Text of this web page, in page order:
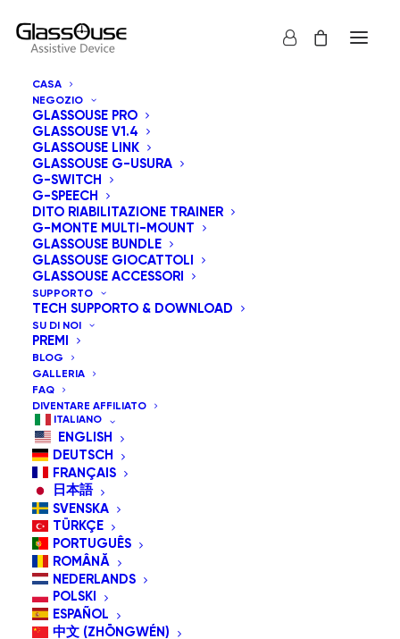
CASA
NEGOZIO
GLASSOUSE PRO
GLASSOUSE V1.4
GLASSOUSE LINK
GLASSOUSE G-USURA
G-SWITCH
G-SPEECH
DITO RIABILITAZIONE TRAINER
G-MONTE MULTI-MOUNT
GLASSOUSE BUNDLE
GLASSOUSE GIOCATTOLI
GLASSOUSE ACCESSORI
SUPPORTO
TECH SUPPORTO & DOWNLOAD
SU DI NOI
PREMI
BLOG
GALLERIA
FAQ
DIVENTARE AFFILIATO
ITALIANO
ENGLISH
DEUTSCH
FRANÇAIS
日本語
SVENSKA
TÜRKÇE
PORTUGUÊS
ROMÂNĂ
NEDERLANDS
POLSKI
ESPAÑOL
中文 (ZHŌNGWÉN)
Mostra tutto
Ordinamento predefinito
Popolarità
Ordina in base al più recente
Prezzo: dal più caro